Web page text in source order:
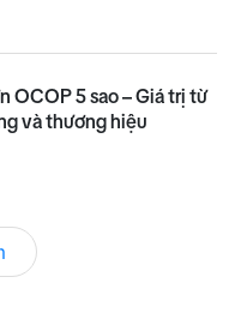
OCOP 5 sao – Giá trị từ
và thương hiệu